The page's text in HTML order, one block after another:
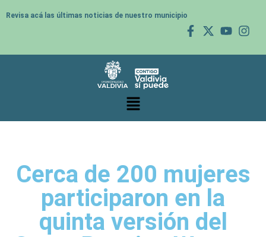
Revisa acá las últimas noticias de nuestro municipio
Cerca de 200 mujeres
participaron en la
quinta versión del